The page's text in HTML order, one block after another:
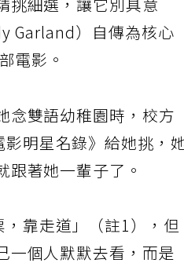
挑細選，讓它別具意
Garland）自傳為核心
電影。
雙語幼稚園時，校方
影明星名錄》給她挑，
著她一輩子了。
靠走道」（註1），但